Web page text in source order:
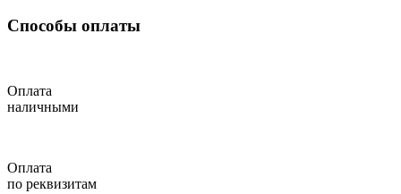
Способы оплаты
Оплата
наличными
Оплата
по реквизитам